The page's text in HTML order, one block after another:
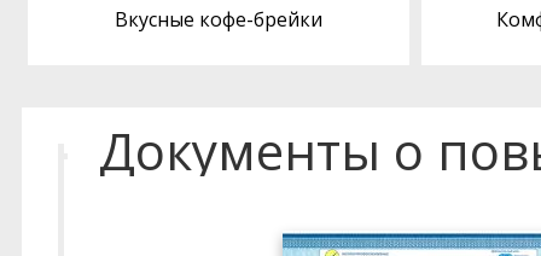
Вкусные кофе-брейки
Документы о